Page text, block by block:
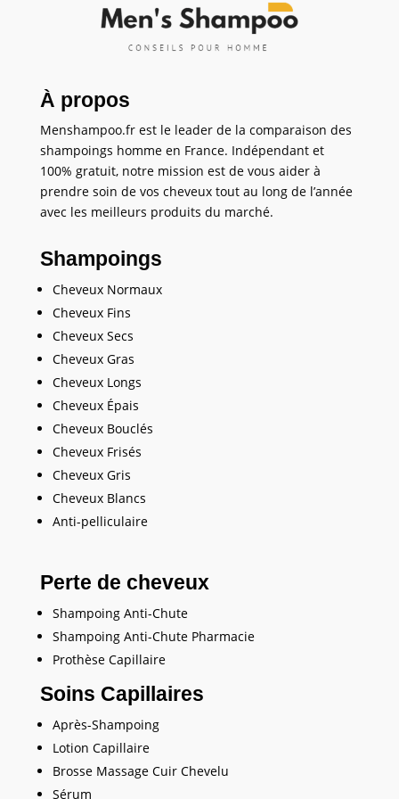
À propos
Menshampoo.fr est le leader de la comparaison des
shampoings homme en France. Indépendant et
100% gratuit, notre mission est de vous aider à
prendre soin de vos cheveux tout au long de l’année
avec les meilleurs produits du marché.
Shampoings
Cheveux Normaux
Cheveux Fins
Cheveux Secs
Cheveux Gras
Cheveux Longs
Cheveux Épais
Cheveux Bouclés
Cheveux Frisés
Cheveux Gris
Cheveux Blancs
Anti-pelliculaire
Perte de cheveux
Shampoing Anti-Chute
Shampoing Anti-Chute Pharmacie
Prothèse Capillaire
Soins Capillaires
Après-Shampoing
Lotion Capillaire
Brosse Massage Cuir Chevelu
Sérum